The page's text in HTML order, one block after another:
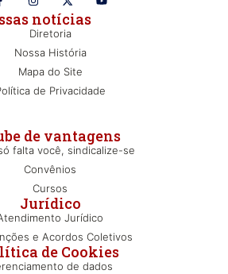
de vantagens
falta você, sindicalize-se
Convênios
Cursos
Jurídico
Jurídico
e Acordos Coletivos
de Cookies
de dados
Diretoria
Nossa História
Mapa do Site
de Privacidade
notícias